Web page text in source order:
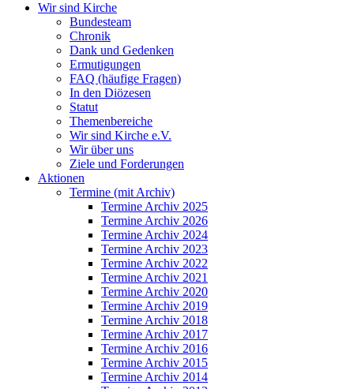
Wir sind Kirche
Bundesteam
Chronik
Dank und Gedenken
Ermutigungen
FAQ (häufige Fragen)
In den Diözesen
Statut
Themenbereiche
Wir sind Kirche e.V.
Wir über uns
Ziele und Forderungen
Aktionen
Termine (mit Archiv)
Termine Archiv 2025
Termine Archiv 2026
Termine Archiv 2024
Termine Archiv 2023
Termine Archiv 2022
Termine Archiv 2021
Termine Archiv 2020
Termine Archiv 2019
Termine Archiv 2018
Termine Archiv 2017
Termine Archiv 2016
Termine Archiv 2015
Termine Archiv 2014